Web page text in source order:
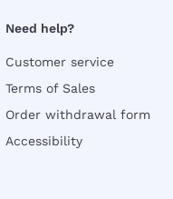
Need help?
Customer service
Terms of Sales
Order withdrawal form
Accessibility